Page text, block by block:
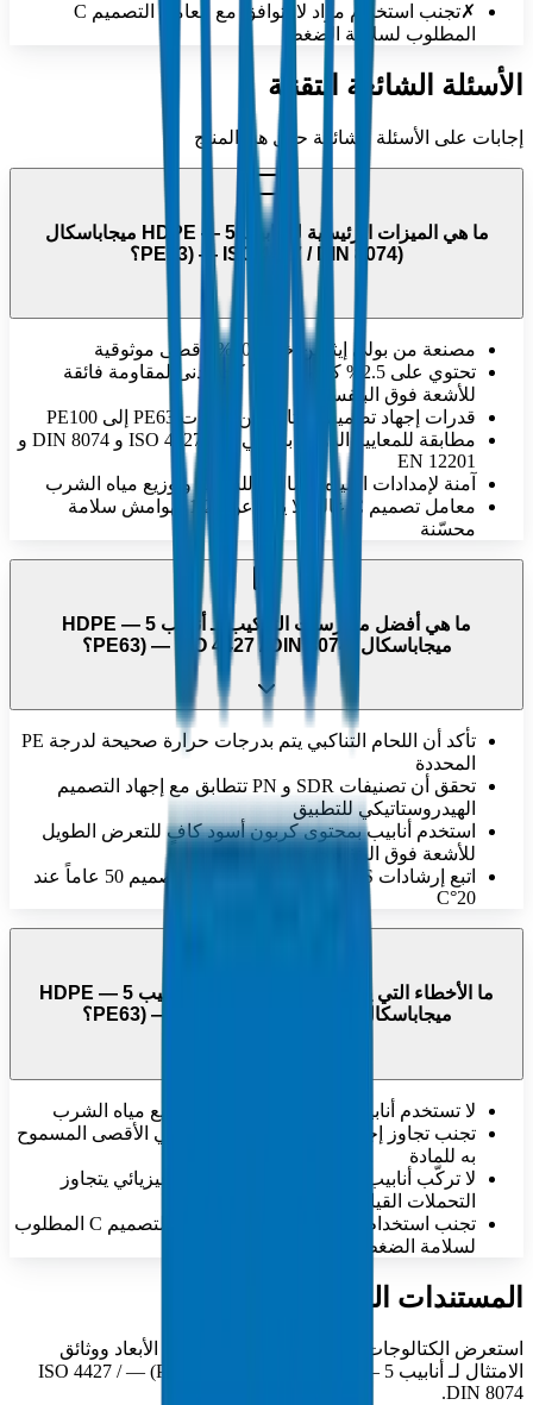
✗
تجنب استخدام مواد لا تتوافق مع معامل التصميم C
المطلوب لسلامة الضغط
الأسئلة الشائعة التقنية
إجابات على الأسئلة الشائعة حول هذا المنتج
ما هي الميزات الرئيسية لـ أنابيب HDPE — 5 ميجاباسكال
(PE63) — ISO 4427 / DIN 8074؟
مصنعة من بولي إيثيلين خام 100% لأقصى موثوقية
تحتوي على 2.5% كربون أسود كحد أدنى لمقاومة فائقة
للأشعة فوق البنفسجية
قدرات إجهاد تصميم ممتازة من درجات PE63 إلى PE100
مطابقة للمعايير الدولية بما في ذلك ISO 4427 و DIN 8074 و
EN 12201
آمنة لإمدادات المياه الصالحة للشرب وتوزيع مياه الشرب
معامل تصميم C عالي لا يقل عن 1.25 لهوامش سلامة
محسّنة
ما هي أفضل ممارسات التركيب لـ أنابيب HDPE — 5
ميجاباسكال (PE63) — ISO 4427 / DIN 8074؟
تأكد أن اللحام التناكبي يتم بدرجات حرارة صحيحة لدرجة PE
المحددة
تحقق أن تصنيفات SDR و PN تتطابق مع إجهاد التصميم
الهيدروستاتيكي للتطبيق
استخدم أنابيب بمحتوى كربون أسود كافٍ للتعرض الطويل
للأشعة فوق البنفسجية
اتبع إرشادات MRS لضمان تحقيق عمر تصميم 50 عاماً عند
20°C
ما الأخطاء التي يجب تجنبها عند استخدام أنابيب HDPE — 5
ميجاباسكال (PE63) — ISO 4427 / DIN 8074؟
لا تستخدم أنابيب غير صالحة للشرب لتوزيع مياه الشرب
تجنب تجاوز إجهاد التصميم الهيدروستاتيكي الأقصى المسموح
به للمادة
لا تركّب أنابيب بها خدوش عميقة أو تلف فيزيائي يتجاوز
التحملات القياسية
تجنب استخدام مواد لا تتوافق مع معامل التصميم C المطلوب
لسلامة الضغط
المستندات الفنية
استعرض الكتالوجات الفنية الشاملة ومواصفات الأبعاد ووثائق
الامتثال لـ أنابيب HDPE — 5 ميجاباسكال (PE63) — ISO 4427 /
DIN 8074.